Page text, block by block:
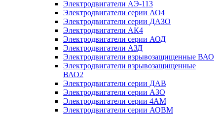
Электродвигатели АЭ-113
Электродвигатели серии АО4
Электродвигатели серии ДАЗО
Электродвигатели АК4
Электродвигатели серии АОД
Электродвигатели АЗД
Электродвигатели взрывозащищенные ВАО
Электродвигатели взрывозащищенные
ВАО2
Электродвигатели серии ДАВ
Электродвигатели серии АЗО
Электродвигатели серии 4АМ
Электродвигатели серии АОВМ